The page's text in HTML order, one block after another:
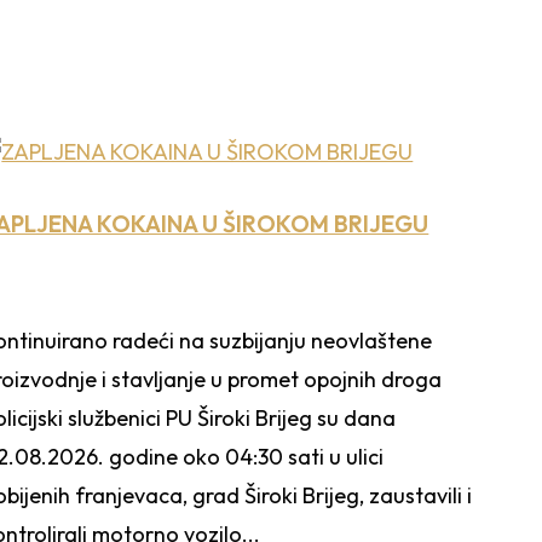
KOKAINA U ŠIROKOM BRIJEGU
radeći na suzbijanju neovlaštene
i stavljanje u promet opojnih droga
službenici PU Široki Brijeg su dana
godine oko 04:30 sati u ulici
franjevaca, grad Široki Brijeg, zaustavili i
motorno vozilo...